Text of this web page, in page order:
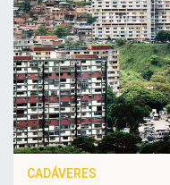
CADÁVERES